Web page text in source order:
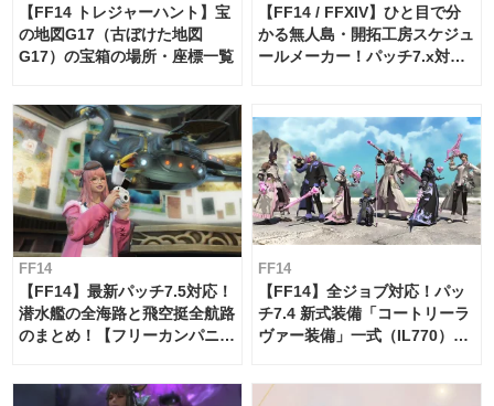
【FF14 トレジャーハント】宝
の地図G17（古ぼけた地図
G17）の宝箱の場所・座標一覧
【FF14 / FFXIV】ひと目で分
かる無人島・開拓工房スケジュ
ールメーカー！パッチ7.x対応
FF14
【FF14】最新パッチ7.5対応！
潜水艦の全海路と飛空挺全航路
のまとめ！【フリーカンパニ
FF14
【FF14】全ジョブ対応！パッ
チ7.4 新式装備「コートリーラ
ヴァー装備」一式（IL770）の